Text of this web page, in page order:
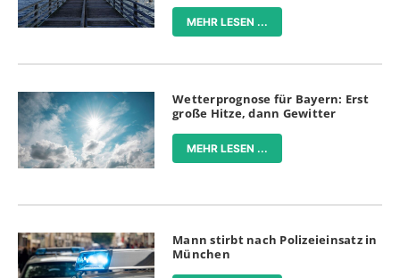
MEHR LESEN ...
Wetterprognose für Bayern: Erst
große Hitze, dann Gewitter
MEHR LESEN ...
Mann stirbt nach Polizeieinsatz in
München